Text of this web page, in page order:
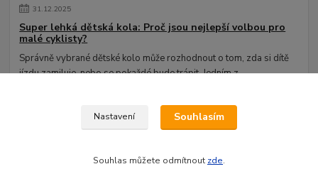
31.12.2025
Super lehká dětská kola: Proč jsou nejlepší volbou pro
malé cyklisty?
Správně vybrané dětské kolo může rozhodnout o tom, zda si dítě
jízdu zamiluje, nebo se pokaždé bude trápit. Jedním z
Nastavení Souhlasím
Souhlas můžete odmítnout zde.